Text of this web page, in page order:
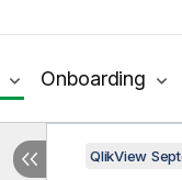
Onboarding
QlikView